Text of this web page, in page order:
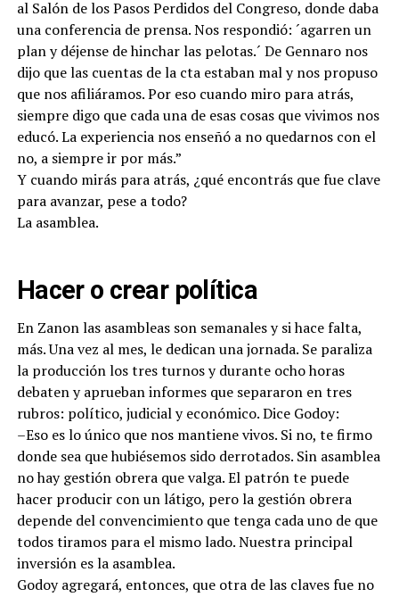
al Salón de los Pasos Perdidos del Congreso, donde daba
una conferencia de prensa. Nos respondió: ´agarren un
plan y déjense de hinchar las pelotas.´ De Gennaro nos
dijo que las cuentas de la cta estaban mal y nos propuso
que nos afiliáramos. Por eso cuando miro para atrás,
siempre digo que cada una de esas cosas que vivimos nos
educó. La experiencia nos enseñó a no quedarnos con el
no, a siempre ir por más.”
Y cuando mirás para atrás, ¿qué encontrás que fue clave
para avanzar, pese a todo?
La asamblea.
Hacer o crear política
En Zanon las asambleas son semanales y si hace falta,
más. Una vez al mes, le dedican una jornada. Se paraliza
la producción los tres turnos y durante ocho horas
debaten y aprueban informes que separaron en tres
rubros: político, judicial y económico. Dice Godoy:
–Eso es lo único que nos mantiene vivos. Si no, te firmo
donde sea que hubiésemos sido derrotados. Sin asamblea
no hay gestión obrera que valga. El patrón te puede
hacer producir con un látigo, pero la gestión obrera
depende del convencimiento que tenga cada uno de que
todos tiramos para el mismo lado. Nuestra principal
inversión es la asamblea.
Godoy agregará, entonces, que otra de las claves fue no